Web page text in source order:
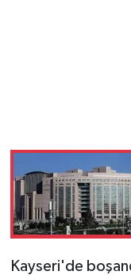
Kayseri'de